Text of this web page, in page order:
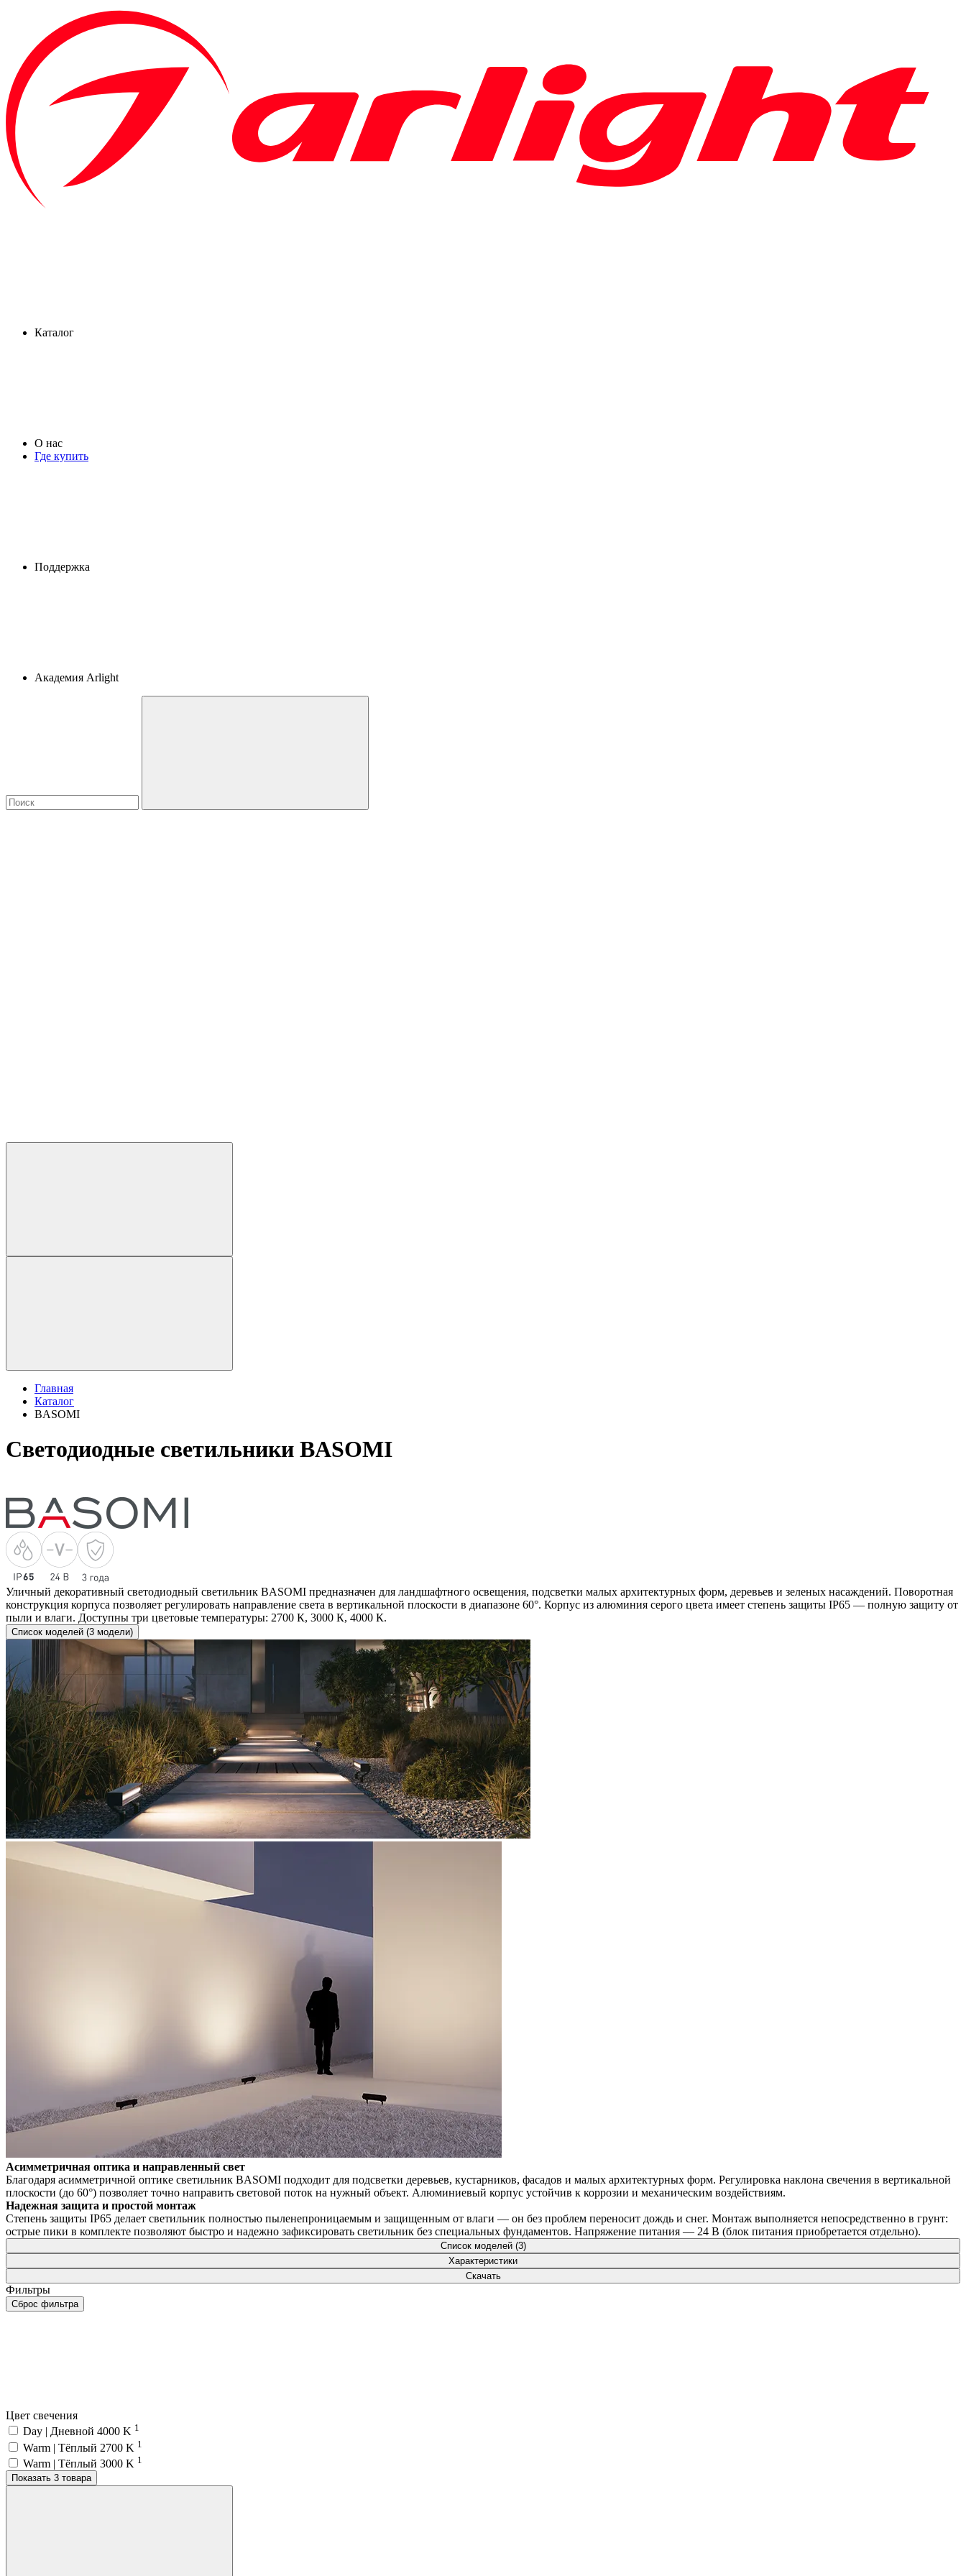
Каталог
О нас
Где купить
Поддержка
Академия Arlight
Главная
Каталог
BASOMI
Светодиодные светильники BASOMI
Уличный декоративный светодиодный светильник BASOMI предназначен для ландшафтного освещения, подсветки малых архитектурных форм, деревьев и зеленых насаждений. Поворотная
конструкция корпуса позволяет регулировать направление света в вертикальной плоскости в диапазоне 60°. Корпус из алюминия серого цвета имеет степень защиты IP65 — полную защиту от
пыли и влаги. Доступны три цветовые температуры: 2700 К, 3000 К, 4000 К.
Список моделей (3 модели)
Асимметричная оптика и направленный свет
Благодаря асимметричной оптике светильник BASOMI подходит для подсветки деревьев, кустарников, фасадов и малых архитектурных форм. Регулировка наклона свечения в вертикальной
плоскости (до 60°) позволяет точно направить световой поток на нужный объект. Алюминиевый корпус устойчив к коррозии и механическим воздействиям.
Надежная защита и простой монтаж
Степень защиты IP65 делает светильник полностью пыленепроницаемым и защищенным от влаги — он без проблем переносит дождь и снег. Монтаж выполняется непосредственно в грунт:
острые пики в комплекте позволяют быстро и надежно зафиксировать светильник без специальных фундаментов. Напряжение питания — 24 В (блок питания приобретается отдельно).
Список моделей (3)
Характеристики
Скачать
Фильтры
Сброс фильтра
Цвет свечения
Day | Дневной 4000 K 1
Warm | Тёплый 2700 K 1
Warm | Тёплый 3000 K 1
Показать 3 товара